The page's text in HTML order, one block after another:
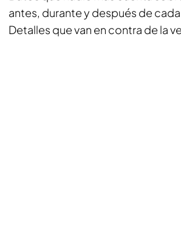
antes, durante y después de
Detalles que van en contra de la